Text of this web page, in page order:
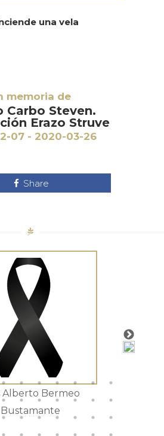
una vela
memoria de
Carbo Steven.
Erazo Struve
07 - 2020-03-26
Share
Alberto Bermeo
Bustamante